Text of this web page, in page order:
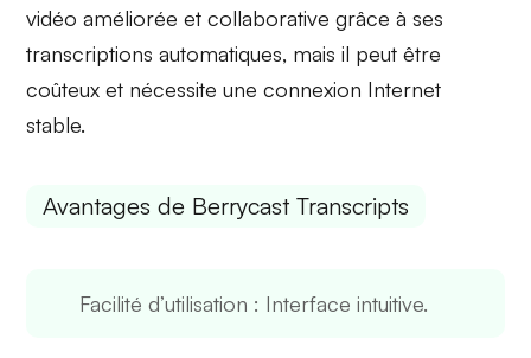
vidéo améliorée et collaborative grâce à ses
transcriptions automatiques, mais il peut être
coûteux et nécessite une connexion Internet
stable.
Avantages de Berrycast Transcripts
Facilité d’utilisation : Interface intuitive.